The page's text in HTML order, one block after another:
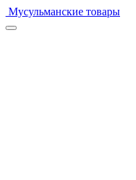
Мусульманские товары